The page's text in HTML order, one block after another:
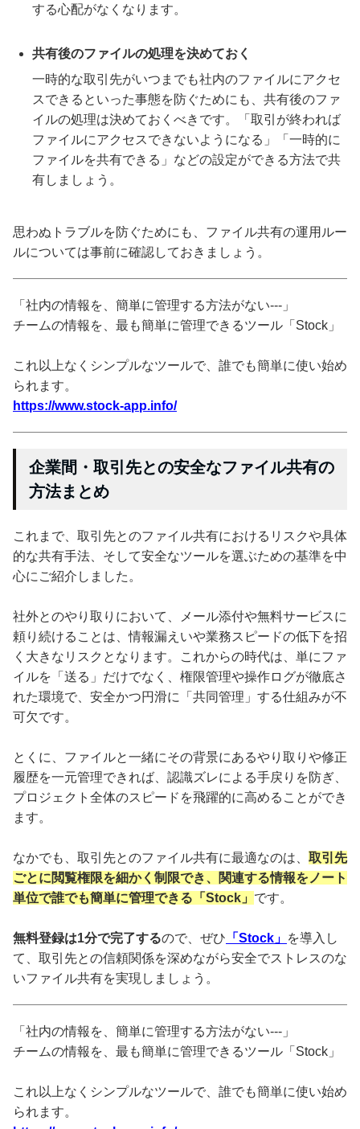
する心配がなくなります。
共有後のファイルの処理を決めておく
一時的な取引先がいつまでも社内のファイルにアクセ
スできるといった事態を防ぐためにも、共有後のファ
イルの処理は決めておくべきです。「取引が終われば
ファイルにアクセスできないようになる」「一時的に
ファイルを共有できる」などの設定ができる方法で共
有しましょう。
思わぬトラブルを防ぐためにも、ファイル共有の運用ルー
ルについては事前に確認しておきましょう。
「社内の情報を、簡単に管理する方法がない---」
チームの情報を、最も簡単に管理できるツール「Stock」
これ以上なくシンプルなツールで、誰でも簡単に使い始め
られます。
https://www.stock-app.info/
企業間・取引先との安全なファイル共有の
方法まとめ
これまで、取引先とのファイル共有におけるリスクや具体
的な共有手法、そして安全なツールを選ぶための基準を中
心にご紹介しました。
社外とのやり取りにおいて、メール添付や無料サービスに
頼り続けることは、情報漏えいや業務スピードの低下を招
く大きなリスクとなります。これからの時代は、単にファ
イルを「送る」だけでなく、権限管理や操作ログが徹底さ
れた環境で、安全かつ円滑に「共同管理」する仕組みが不
可欠です。
とくに、ファイルと一緒にその背景にあるやり取りや修正
履歴を一元管理できれば、認識ズレによる手戻りを防ぎ、
プロジェクト全体のスピードを飛躍的に高めることができ
ます。
なかでも、取引先とのファイル共有に最適なのは、 取引先
ごとに閲覧権限を細かく制限でき、関連する情報をノート
単位で誰でも簡単に管理できる「Stock」 です。
無料登録は1分で完了するので、ぜひ 「Stock」 を導入し
て、取引先との信頼関係を深めながら安全でストレスのな
いファイル共有を実現しましょう。
「社内の情報を、簡単に管理する方法がない---」
チームの情報を、最も簡単に管理できるツール「Stock」
これ以上なくシンプルなツールで、誰でも簡単に使い始め
られます。